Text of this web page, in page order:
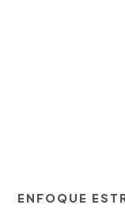
ENFOQUE